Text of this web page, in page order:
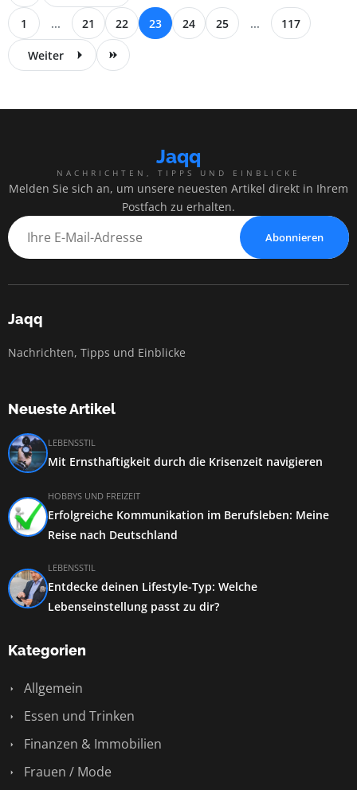
1 ... 21 22 23 24 25 ... 117
Weiter
Jaqq
NACHRICHTEN, TIPPS UND EINBLICKE
Melden Sie sich an, um unsere neuesten Artikel direkt in Ihrem
Postfach zu erhalten.
Abonnieren
Jaqq
Nachrichten, Tipps und Einblicke
Neueste Artikel
LEBENSSTIL
Mit Ernsthaftigkeit durch die Krisenzeit navigieren
HOBBYS UND FREIZEIT
Erfolgreiche Kommunikation im Berufsleben: Meine
Reise nach Deutschland
LEBENSSTIL
Entdecke deinen Lifestyle-Typ: Welche
Lebenseinstellung passt zu dir?
Kategorien
Allgemein
Essen und Trinken
Finanzen & Immobilien
Frauen / Mode